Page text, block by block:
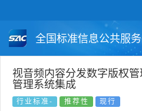
全国标准信息公共服
国家标准 行业
团体标准 企业标
视音频内容分发数字版权
管理系统集成
行业标准- 推荐性 现行